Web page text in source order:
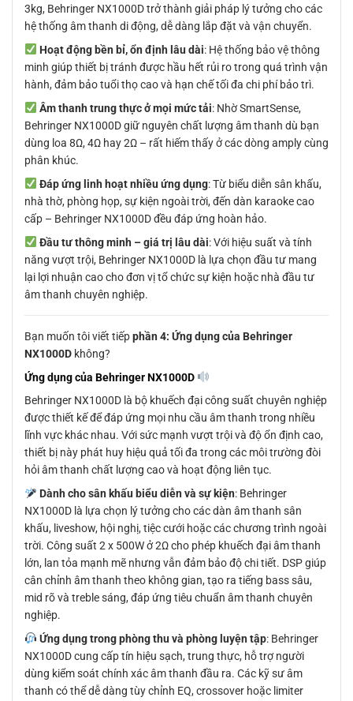
3kg, Behringer NX1000D trở thành giải pháp lý tưởng cho các
hệ thống âm thanh di động, dễ dàng lắp đặt và vận chuyển.
Hoạt động bền bỉ, ổn định lâu dài: Hệ thống bảo vệ thông
minh giúp thiết bị tránh được hầu hết rủi ro trong quá trình vận
hành, đảm bảo tuổi thọ cao và hạn chế tối đa chi phí bảo trì.
Âm thanh trung thực ở mọi mức tải: Nhờ SmartSense,
Behringer NX1000D giữ nguyên chất lượng âm thanh dù bạn
dùng loa 8Ω, 4Ω hay 2Ω – rất hiếm thấy ở các dòng amply cùng
phân khúc.
Đáp ứng linh hoạt nhiều ứng dụng: Từ biểu diễn sân khấu,
nhà thờ, phòng họp, sự kiện ngoài trời, đến dàn karaoke cao
cấp – Behringer NX1000D đều đáp ứng hoàn hảo.
Đầu tư thông minh – giá trị lâu dài: Với hiệu suất và tính
năng vượt trội, Behringer NX1000D là lựa chọn đầu tư mang
lại lợi nhuận cao cho đơn vị tổ chức sự kiện hoặc nhà đầu tư
âm thanh chuyên nghiệp.
Bạn muốn tôi viết tiếpphần 4: Ứng dụng của Behringer
NX1000D không?
Ứng dụng của Behringer NX1000D
Behringer NX1000D là bộ khuếch đại công suất chuyên nghiệp
được thiết kế để đáp ứng mọi nhu cầu âm thanh trong nhiều
lĩnh vực khác nhau. Với sức mạnh vượt trội và độ ổn định cao,
thiết bị này phát huy hiệu quả tối đa trong các môi trường đòi
hỏi âm thanh chất lượng cao và hoạt động liên tục.
Dành cho sân khấu biểu diễn và sự kiện: Behringer
NX1000D là lựa chọn lý tưởng cho các dàn âm thanh sân
khấu, liveshow, hội nghị, tiệc cưới hoặc các chương trình ngoài
trời. Công suất 2 x 500W ở 2Ω cho phép khuếch đại âm thanh
lớn, lan tỏa mạnh mẽ nhưng vẫn đảm bảo độ chi tiết. DSP giúp
cân chỉnh âm thanh theo không gian, tạo ra tiếng bass sâu,
mid rõ và treble sáng, đáp ứng tiêu chuẩn âm thanh chuyên
nghiệp.
Ứng dụng trong phòng thu và phòng luyện tập: Behringer
NX1000D cung cấp tín hiệu sạch, trung thực, hỗ trợ người
dùng kiểm soát chính xác âm thanh đầu ra. Các kỹ sư âm
thanh có thể dễ dàng tùy chỉnh EQ, crossover hoặc limiter